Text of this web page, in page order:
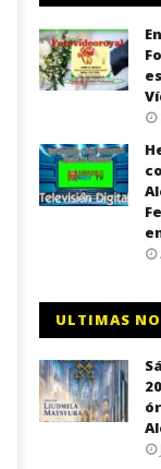
ULTIMAS